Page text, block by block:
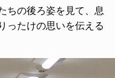
ちの後ろ姿を見て、息
ったけの思いを伝える